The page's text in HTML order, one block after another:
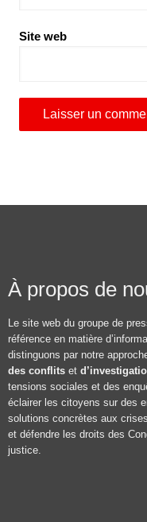
Site web
À propos de
Le site web du groupe de
référence en matière
distinguons par notre
des conflits et
tensions sociales et des
éclairer les citoyens sur des
solutions concrètes aux
et défendre les droits des
justice.